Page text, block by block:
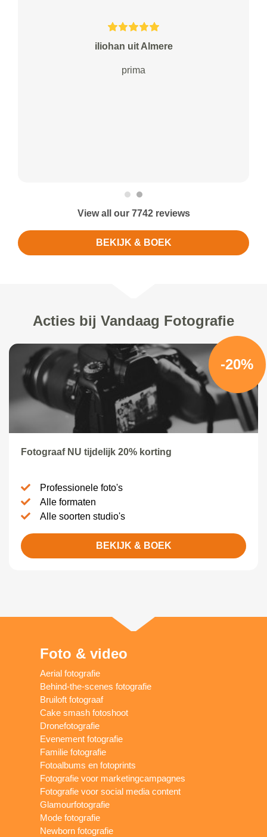
iliohan uit Almere
prima
View all our 7742 reviews
BEKIJK & BOEK
Acties bij Vandaag Fotografie
-20%
Fotograaf NU tijdelijk 20% korting
Professionele foto's
Alle formaten
Alle soorten studio's
BEKIJK & BOEK
Foto & video
Aerial fotografie
Behind-the-scenes fotografie
Bruiloft fotograaf
Cake smash fotoshoot
Dronefotografie
Evenement fotografie
Familie fotografie
Fotoalbums en fotoprints
Fotografie voor marketingcampagnes
Fotografie voor social media content
Glamourfotografie
Mode fotografie
Newborn fotografie